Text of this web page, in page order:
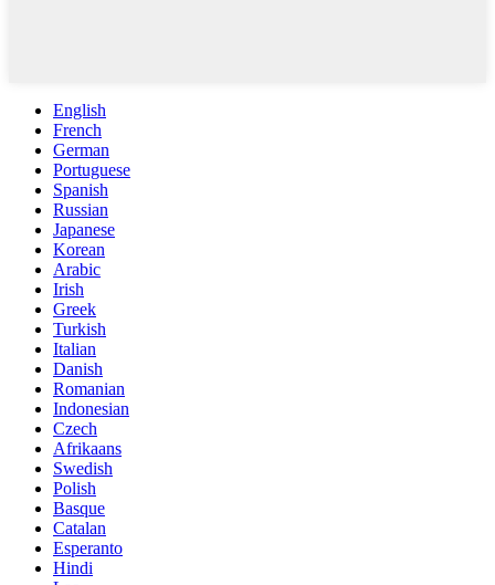
English
French
German
Portuguese
Spanish
Russian
Japanese
Korean
Arabic
Irish
Greek
Turkish
Italian
Danish
Romanian
Indonesian
Czech
Afrikaans
Swedish
Polish
Basque
Catalan
Esperanto
Hindi